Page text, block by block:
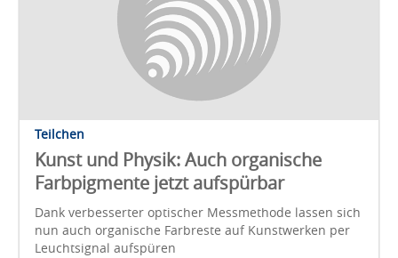
Teilchen
Kunst und Physik: Auch organische
Farbpigmente jetzt aufspürbar
Dank verbesserter optischer Messmethode lassen sich
nun auch organische Farbreste auf Kunstwerken per
Leuchtsignal aufspüren